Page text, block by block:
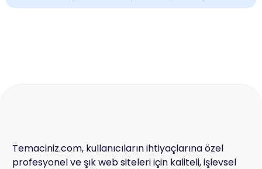
Temaciniz.com, kullanıcıların ihtiyaçlarına özel
profesyonel ve şık web siteleri için kaliteli, işlevsel